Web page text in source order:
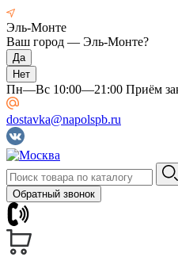
Эль-Монте
Ваш город — Эль-Монте?
Пн—Вс 10:00—21:00 Приём
dostavka@napolspb.ru
Обратный звонок